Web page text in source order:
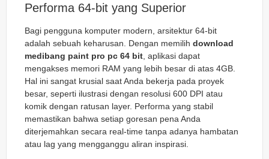
Performa 64-bit yang Superior
Bagi pengguna komputer modern, arsitektur 64-bit
adalah sebuah keharusan. Dengan memilih download
medibang paint pro pc 64 bit , aplikasi dapat
mengakses memori RAM yang lebih besar di atas 4GB.
Hal ini sangat krusial saat Anda bekerja pada proyek
besar, seperti ilustrasi dengan resolusi 600 DPI atau
komik dengan ratusan layer. Performa yang stabil
memastikan bahwa setiap goresan pena Anda
diterjemahkan secara real-time tanpa adanya hambatan
atau lag yang mengganggu aliran inspirasi.